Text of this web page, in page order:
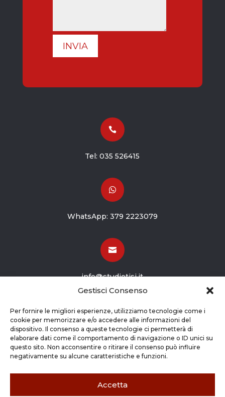
Gestisci Consenso
Per fornire le migliori esperienze, utilizziamo tecnologie come i
cookie per memorizzare e/o accedere alle informazioni del
dispositivo. Il consenso a queste tecnologie ci permetterà di
elaborare dati come il comportamento di navigazione o ID unici su
questo sito. Non acconsentire o ritirare il consenso può influire
negativamente su alcune caratteristiche e funzioni.
Accetta
INVIA

Tel:035 526415

WhatsApp: 379 2223079

info@studiotisi.it

Viale Europa 8
Grassobbio BG (24050)